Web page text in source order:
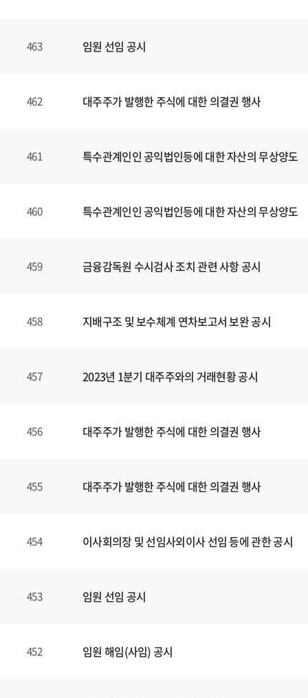
463 임원 선임 공시
462 대주주가 발행한 주식에 대한 의결권 행사
461 특수관계인인 공익법인등에 대한 자산의 무상양도
460 특수관계인인 공익법인등에 대한 자산의 무상양도
459 금융감독원 수시검사 조치 관련 사항 공시
458 지배구조 및 보수체계 연차보고서 보완 공시
457 2023년 1분기 대주주와의 거래현황 공시
456 대주주가 발행한 주식에 대한 의결권 행사
455 대주주가 발행한 주식에 대한 의결권 행사
454 이사회의장 및 선임사외이사 선임 등에 관한 공시
453 임원 선임 공시
452 임원 해임(사임) 공시